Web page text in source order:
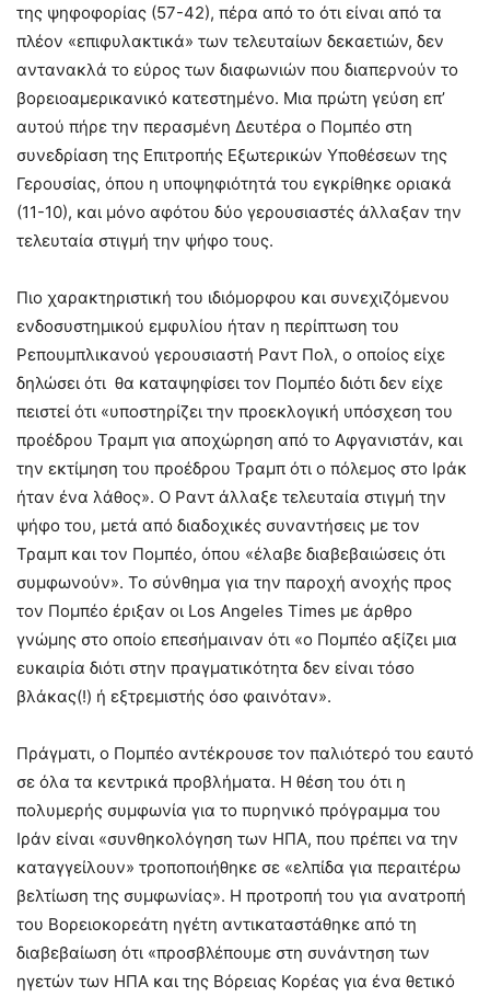
της ψηφοφορίας (57-42), πέρα από το ότι είναι από τα
πλέον «επιφυλακτικά» των τελευταίων δεκαετιών, δεν
αντανακλά το εύρος των διαφωνιών που διαπερνούν το
βορειοαμερικανικό κατεστημένο. Μια πρώτη γεύση επ’
αυτού πήρε την περασμένη Δευτέρα ο Πομπέο στη
συνεδρίαση της Επιτροπής Εξωτερικών Υποθέσεων της
Γερουσίας, όπου η υποψηφιότητά του εγκρίθηκε οριακά
(11-10), και μόνο αφότου δύο γερουσιαστές άλλαξαν την
τελευταία στιγμή την ψήφο τους.
Πιο χαρακτηριστική του ιδιόμορφου και συνεχιζόμενου
ενδοσυστημικού εμφυλίου ήταν η περίπτωση του
Ρεπουμπλικανού γερουσιαστή Ραντ Πολ, ο οποίος είχε
δηλώσει ότι θα καταψηφίσει τον Πομπέο διότι δεν είχε
πειστεί ότι «υποστηρίζει την προεκλογική υπόσχεση του
προέδρου Τραμπ για αποχώρηση από το Αφγανιστάν, και
την εκτίμηση του προέδρου Τραμπ ότι ο πόλεμος στο Ιράκ
ήταν ένα λάθος». Ο Ραντ άλλαξε τελευταία στιγμή την
ψήφο του, μετά από διαδοχικές συναντήσεις με τον
Τραμπ και τον Πομπέο, όπου «έλαβε διαβεβαιώσεις ότι
συμφωνούν». Το σύνθημα για την παροχή ανοχής προς
τον Πομπέο έριξαν οι Los Angeles Times με άρθρο
γνώμης στο οποίο επεσήμαιναν ότι «ο Πομπέο αξίζει μια
ευκαιρία διότι στην πραγματικότητα δεν είναι τόσο
βλάκας(!) ή εξτρεμιστής όσο φαινόταν».
Πράγματι, ο Πομπέο αντέκρουσε τον παλιότερό του εαυτό
σε όλα τα κεντρικά προβλήματα. Η θέση του ότι η
πολυμερής συμφωνία για το πυρηνικό πρόγραμμα του
Ιράν είναι «συνθηκολόγηση των ΗΠΑ, που πρέπει να την
καταγγείλουν» τροποποιήθηκε σε «ελπίδα για περαιτέρω
βελτίωση της συμφωνίας». Η προτροπή του για ανατροπή
του Βορειοκορεάτη ηγέτη αντικαταστάθηκε από τη
διαβεβαίωση ότι «προσβλέπουμε στη συνάντηση των
ηγετών των ΗΠΑ και της Βόρειας Κορέας για ένα θετικό